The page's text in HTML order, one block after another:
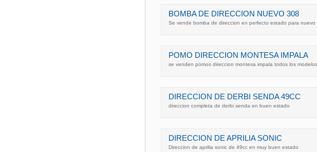
BOMBA DE DIRECCION NUEVO 308
Se vende bomba de direccion en perfecto estado para nuevo
POMO DIRECCION MONTESA IMPALA
se venden pomos direccion montesa impala todos los
DIRECCION DE DERBI SENDA 49CC
direccion completa de derbi senda en buen estado
DIRECCION DE APRILIA SONIC
Direccion de aprilia sonic de 49cc en muy buen estado